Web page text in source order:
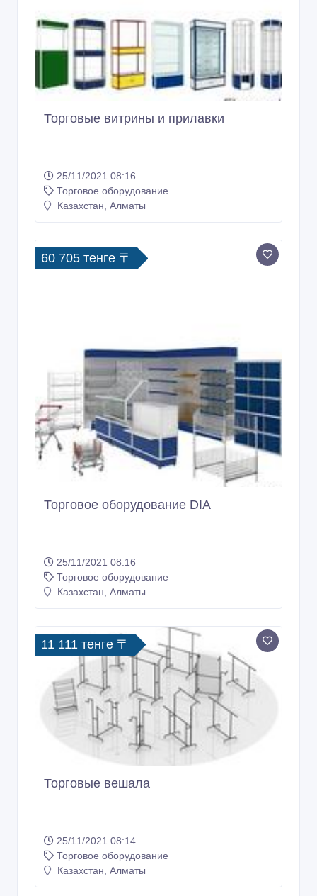
Торговые витрины и прилавки
25/11/2021 08:16
Торговое оборудование
Казахстан, Алматы
60 705 тенге 〒
Торговое оборудование DIA
25/11/2021 08:16
Торговое оборудование
Казахстан, Алматы
11 111 тенге 〒
Торговые вешала
25/11/2021 08:14
Торговое оборудование
Казахстан, Алматы